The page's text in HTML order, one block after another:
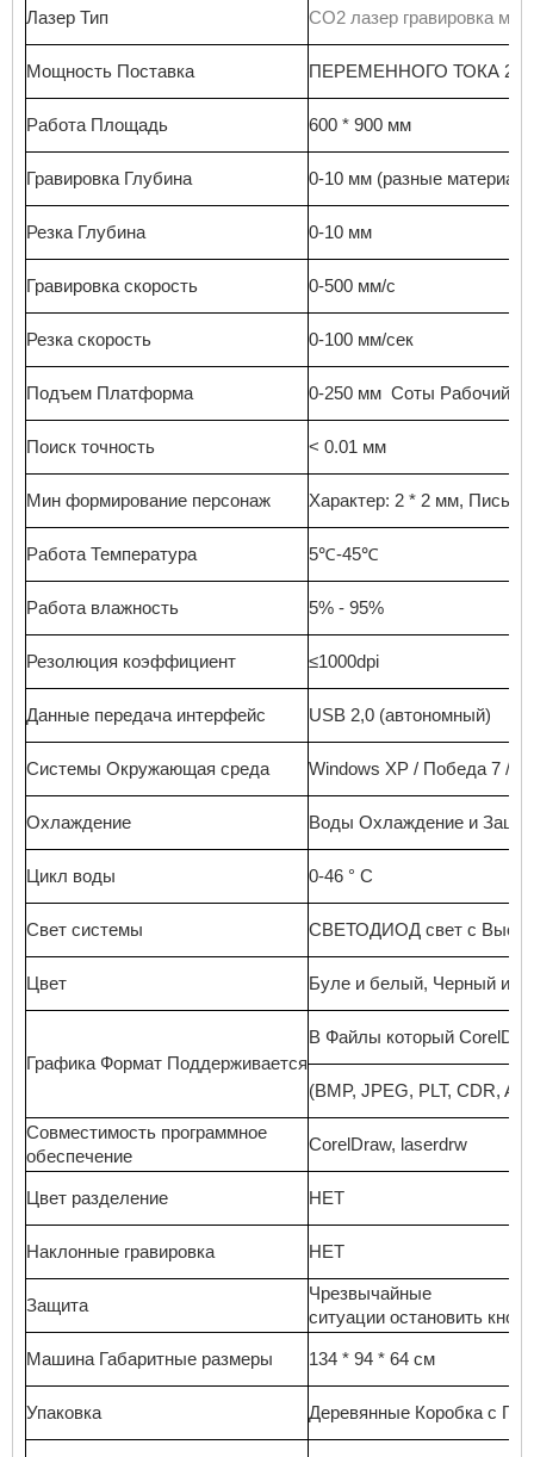
Лазер Тип CO2 лазер гравировка
Мощность Поставка ПЕРЕМЕННОГО ТОКА
Работа Площадь 600 * 900 мм
Гравировка Глубина 0-10 мм (разные материал
Резка Глубина 0-10 мм
Гравировка скорость 0-500 мм/с
Резка скорость 0-100 мм/сек
Подъем Платформа 0-250 мм Соты Рабочий
Поиск точность < 0.01 мм
Мин формирование персонаж Характер: 2 * 2 мм,
Работа Температура 5℃-45℃
Работа влажность 5% - 95%
Резолюция коэффициент ≤1000dpi
Данные передача интерфейс USB 2,0 (автономный)
Системы Окружающая среда Windows XP / Победа 7 /
Охлаждение Воды Охлаждение и
Цикл воды 0-46 ° C
Свет системы СВЕТОДИОД свет с
Цвет Буле и белый, Черный и
Графика Формат Поддерживается
В Файлы который
(BMP, JPEG, PLT, CDR, AI)
Совместимость программное
обеспечение
CorelDraw, laserdrw
Цвет разделение НЕТ
Наклонные гравировка НЕТ
Защита
Чрезвычайные
ситуации остановить
Машина Габаритные размеры 134 * 94 * 64 см
Упаковка Деревянные Коробка с